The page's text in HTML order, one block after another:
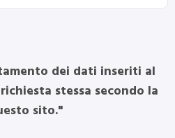
dei dati inseriti al
stessa secondo la
sito."